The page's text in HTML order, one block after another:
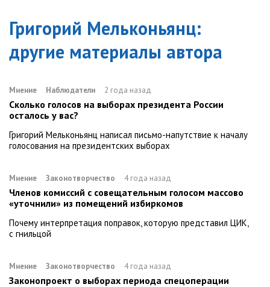
Григорий Мельконьянц:
другие материалы автора
Мнение Наблюдатели 2 года назад
Сколько голосов на выборах президента России
осталось у вас?
Григорий Мельконьянц написал письмо-напутствие к началу
голосования на президентских выборах
Мнение Законотворчество 4 года назад
Членов комиссий с совещательным голосом массово
«уточнили» из помещений избиркомов
Почему интерпретация поправок, которую представил ЦИК,
с гнильцой
Мнение Законотворчество 4 года назад
Законопроект о выборах периода спецоперации